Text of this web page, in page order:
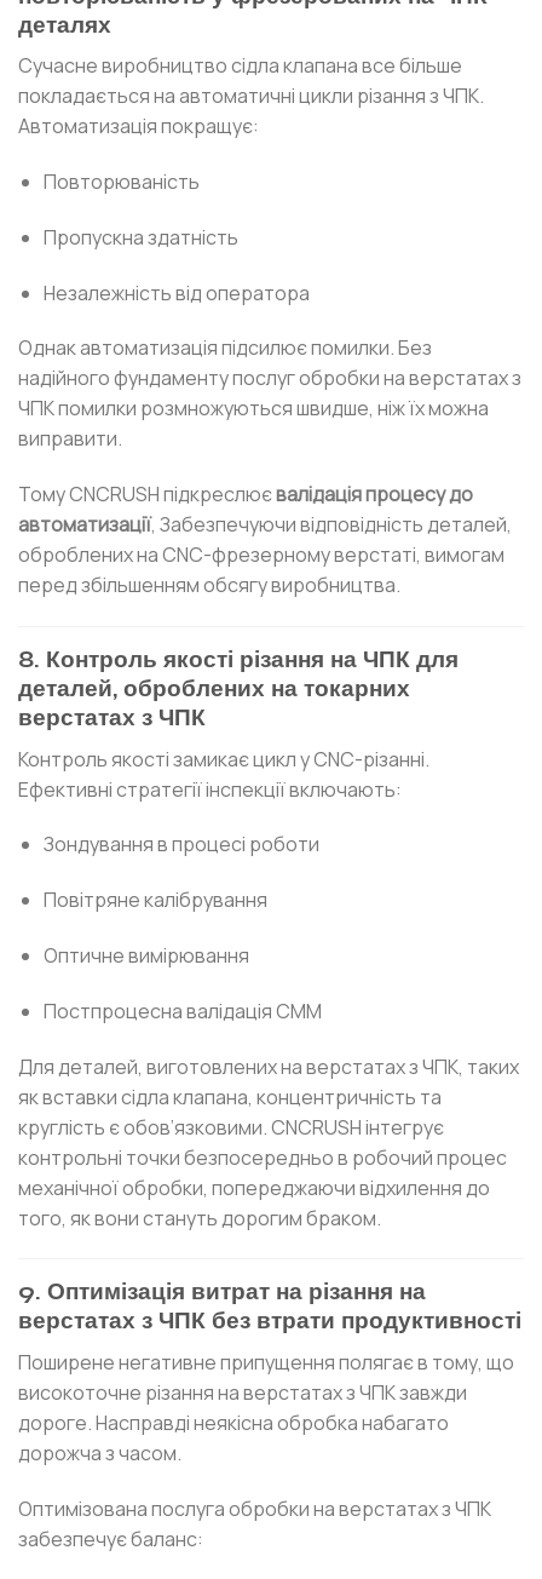
деталях
Сучасне виробництво сідла клапана все більше
покладається на автоматичні цикли різання з ЧПК.
Автоматизація покращує:
Повторюваність
Пропускна здатність
Незалежність від оператора
Однак автоматизація підсилює помилки. Без
надійного фундаменту послуг обробки на верстатах з
ЧПК помилки розмножуються швидше, ніж їх можна
виправити.
Тому CNCRUSH підкреслюєвалідація процесу до
автоматизації, Забезпечуючи відповідність деталей,
оброблених на CNC-фрезерному верстаті, вимогам
перед збільшенням обсягу виробництва.
8. Контроль якості різання на ЧПК для
деталей, оброблених на токарних
верстатах з ЧПК
Контроль якості замикає цикл у CNC-різанні.
Ефективні стратегії інспекції включають:
Зондування в процесі роботи
Повітряне калібрування
Оптичне вимірювання
Постпроцесна валідація CMM
Для деталей, виготовлених на верстатах з ЧПК, таких
як вставки сідла клапана, концентричність та
круглість є обов’язковими. CNCRUSH інтегрує
контрольні точки безпосередньо в робочий процес
механічної обробки, попереджаючи відхилення до
того, як вони стануть дорогим браком.
9. Оптимізація витрат на різання на
верстатах з ЧПК без втрати продуктивності
Поширене негативне припущення полягає в тому, що
високоточне різання на верстатах з ЧПК завжди
дороге. Насправді неякісна обробка набагато
дорожча з часом.
Оптимізована послуга обробки на верстатах з ЧПК
забезпечує баланс: